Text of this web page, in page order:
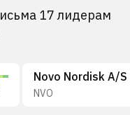
17 лидерам
Novo Nordisk A/S
NVO